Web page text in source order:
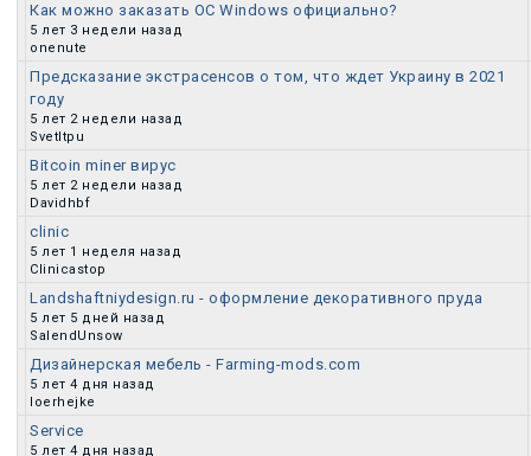
Обычная тема
Как можно заказать ОС Windows официально?
5 лет 3 недели назад
onenute
Обычная тема
Предсказание экстрасенсов о том, что ждет Украину в 2021
году
5 лет 2 недели назад
Svetltpu
Обычная тема
Bitcoin miner вирус
5 лет 2 недели назад
Davidhbf
Обычная тема
clinic
5 лет 1 неделя назад
Clinicastop
Обычная тема
Landshaftniydesign.ru - оформление декоративного пруда
5 лет 5 дней назад
SalendUnsow
Обычная тема
Дизайнерская мебель - Farming-mods.com
5 лет 4 дня назад
loerhejke
Service
5 лет 4 дня назад